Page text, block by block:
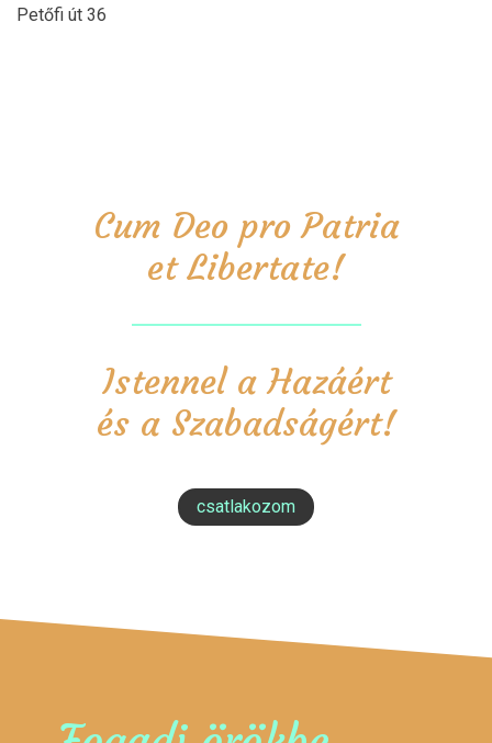
Petőfi út 36
Cum Deo pro Patria
et Libertate!
Istennel a Hazáért
és a Szabadságért!
csatlakozom